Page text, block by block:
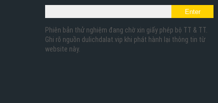
Phiên bản thử nghiệm đang chờ xin giấy phép bộ TT & TT.
Ghi rõ nguồn dulichdalat.vip khi phát hành lại thông tin từ
website này.